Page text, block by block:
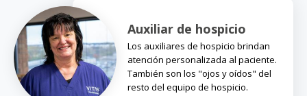
Auxiliar de hospicio
Los auxiliares de hospicio brindan
atención personalizada al paciente.
También son los "ojos y oídos" del
resto del equipo de hospicio.